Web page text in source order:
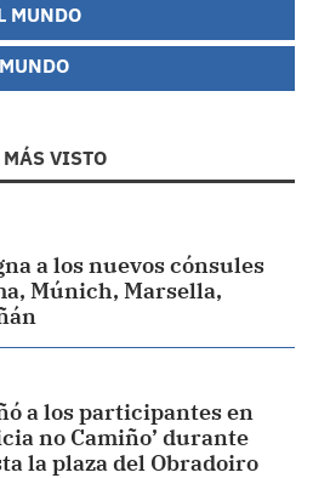
MUNDO
MÁS VISTO
a los nuevos cónsules
Múnich, Marsella,
a los participantes en
no Camiño’ durante
la plaza del Obradoiro